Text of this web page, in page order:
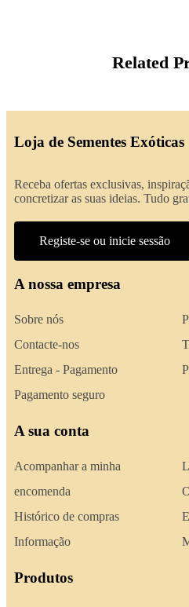
Related
Loja de Sementes Exóticas
Receba ofertas exclusivas,
concretizar as suas ideias. Tudo
Registe-se ou inicie sessão
A nossa empresa
Sobre nós
Contacte-nos
Entrega - Pagamento
Pagamento seguro
A sua conta
Acompanhar a minha
encomenda
Histórico de compras
Informação
Produtos